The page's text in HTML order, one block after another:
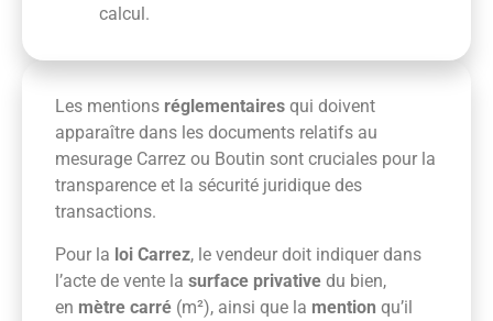
calcul.
Les mentions réglementaires qui doivent
apparaître dans les documents relatifs au
mesurage Carrez ou Boutin sont cruciales pour la
transparence et la sécurité juridique des
transactions.
Pour la loi Carrez, le vendeur doit indiquer dans
l’acte de vente la surface privative du bien,
en mètre carré (m²), ainsi que la mention qu’il